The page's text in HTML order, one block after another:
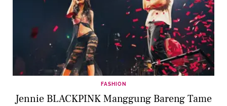
FASHION
Jennie BLACKPINK Manggung Bareng Tame